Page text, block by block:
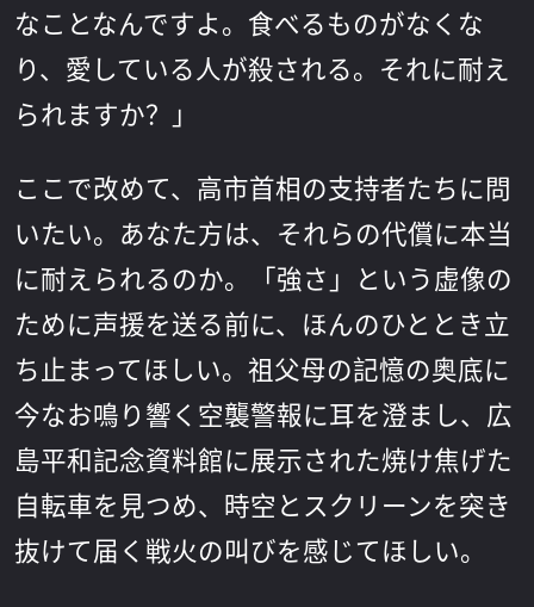
なことなんですよ。食べるものがなくな
り、愛している人が殺される。それに耐え
られますか？」
ここで改めて、高市首相の支持者たちに問
いたい。あなた方は、それらの代償に本当
に耐えられるのか。「強さ」という虚像の
ために声援を送る前に、ほんのひととき立
ち止まってほしい。祖父母の記憶の奥底に
今なお鳴り響く空襲警報に耳を澄まし、広
島平和記念資料館に展示された焼け焦げた
自転車を見つめ、時空とスクリーンを突き
抜けて届く戦火の叫びを感じてほしい。